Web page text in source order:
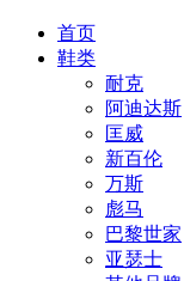
首页
鞋类
耐克
阿迪达斯
匡威
新百伦
万斯
彪马
巴黎世家
亚瑟士